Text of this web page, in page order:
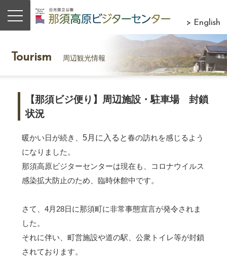
> English
Tourism 周辺観光情報
【那須ビジ便り】周辺施設・駐車場 封鎖
状況
暖かい日が続き、 5月に入ると春の訪れを感じるよう
になりました。
那須高原ビジターセンターは現在も、コロナウイルス
感染拡大防止のため、臨時休館中です。
さて、4月28日に那須町に非常事態宣言が発令されま
した。
それに伴い、町営施設や道の駅、公衆トイレ等が封鎖
されております。